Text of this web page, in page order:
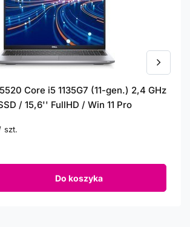
Core i5 1135G7 (11-gen.) 2,4 GHz
/ 15,6'' FullHD / Win 11 Pro
szt.
Do koszyka